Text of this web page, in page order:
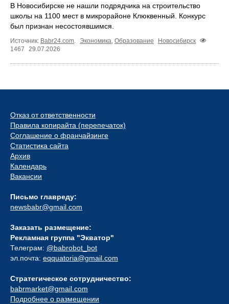
В Новосибирске не нашли подрядчика на строительство
школы на 1100 мест в микрорайоне Клюквенный. Конкурс
был признан несостоявшимся.
Источник: Babr24.com. Экономика, Образование
Новосибирск
1467
29.07.2026
Отказ от ответственности
Правила копирайта (перепечаток)
Соглашение о франчайзинге
Статистика сайта
Архив
Календарь
Вакансии
Письмо главреду:
newsbabr@gmail.com
Заказать размещение:
Рекламная группа "Экватор"
Телеграм: @babrobot_bot
эл.почта: eqquatoria@gmail.com
Стратегическое сотрудничество:
babrmarket@gmail.com
Подробнее о размещении